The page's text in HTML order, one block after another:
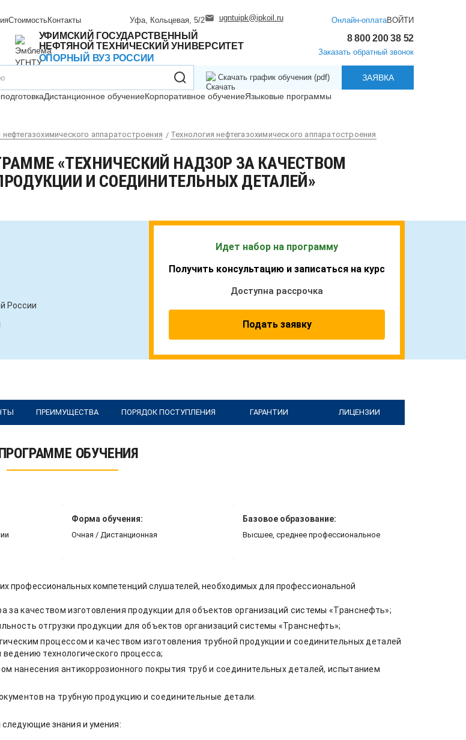
СтоимостьКонтакты Уфа, Кольцевая, 5/2 ugntuipk@ipkoil.ru Онлайн-оплатаВОЙТИ
УФИМСКИЙ ГОСУДАРСТВЕННЫЙ
НЕФТЯНОЙ ТЕХНИЧЕСКИЙ УНИВЕРСИТЕТ
ОПОРНЫЙ ВУЗ РОССИИ
8 800 200 38 52
Заказать обратный звонок
Скачать график обучения (pdf)
ЗАЯВКА
Дистанционное обучениеКорпоративное обучениеЯзыковые программы
нефтегазохимического аппаратостроения Технология нефтегазохимического аппаратостроения
«ТЕХНИЧЕСКИЙ НАДЗОР ЗА КАЧЕСТВОМ
И СОЕДИНИТЕЛЬНЫХ ДЕТАЛЕЙ»
России
Идет набор на программу
Получить консультацию и записаться на курс
Доступна рассрочка
Подать заявку
ПРЕИМУЩЕСТВА ПОРЯДОК ПОСТУПЛЕНИЯ ГАРАНТИИ ЛИЦЕНЗИИ
ОБУЧЕНИЯ
Форма обучения:
Очная / Дистанционная
Базовое образование:
Высшее, среднее профессиональное
профессиональных компетенций слушателей, необходимых для профессиональной
за качеством изготовления продукции для объектов организаций системы «Транснефть»;
отгрузки продукции для объектов организаций системы «Транснефть»;
процессом и качеством изготовления трубной продукции и соединительных деталей
технологического процесса;
нанесения антикоррозионного покрытия труб и соединительных деталей, испытанием
на трубную продукцию и соединительные детали.
знания и умения: